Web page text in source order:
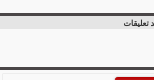
تعليقات